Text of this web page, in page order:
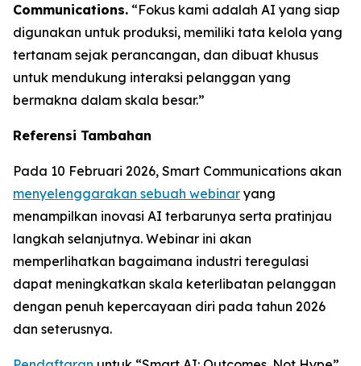
Communications. “Fokus kami adalah AI yang siap
digunakan untuk produksi, memiliki tata kelola yang
tertanam sejak perancangan, dan dibuat khusus
untuk mendukung interaksi pelanggan yang
bermakna dalam skala besar.”
Referensi Tambahan
Pada 10 Februari 2026, Smart Communications akan
menyelenggarakan sebuah webinar yang
menampilkan inovasi AI terbarunya serta pratinjau
langkah selanjutnya. Webinar ini akan
memperlihatkan bagaimana industri teregulasi
dapat meningkatkan skala keterlibatan pelanggan
dengan penuh kepercayaan diri pada tahun 2026
dan seterusnya.